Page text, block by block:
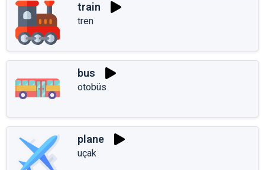
train
tren
bus
otobüs
plane
uçak